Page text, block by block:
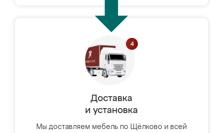
Доставка
и установка
Мы доставляем мебель по Щёлково и всей